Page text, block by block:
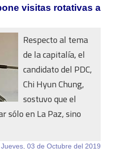
visitas rotativas a
Respecto al tema
de la capitalía, el
candidato del PDC,
Chi Hyun Chung,
sostuvo que el
sólo en La Paz, sino
Jueves, 03 de Octubre del 2019